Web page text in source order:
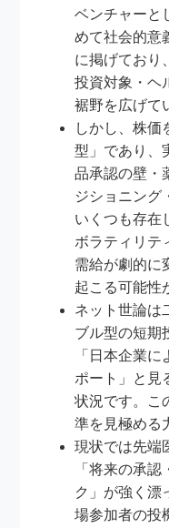
ベンチャーと
めて社会的意
に掲げており
投資対象・ヘ
裾野を広げて
しかし、株価
型」であり、
品承認の壁・
ジショニング
いくつも存在
ボラティリテ
需給が劇的に
起こる可能性
ネット世論は
ブル型の短期
「日本企業
ポート」と見
状況です。こ
準を見極める
現状では先端
「将来の承
ク」が強く漂
場参加者の投